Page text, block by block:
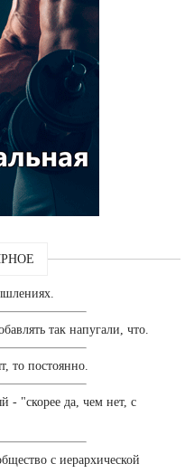
так напугали, что.
то постоянно.
- "скорее да, чем нет, с
с иерархической